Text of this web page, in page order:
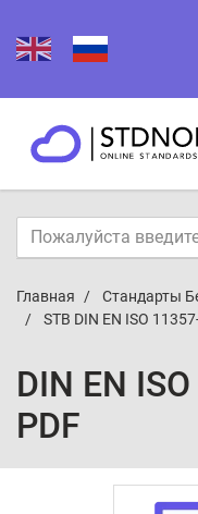
Главная Стандарты
STB DIN EN ISO
DIN EN
PDF